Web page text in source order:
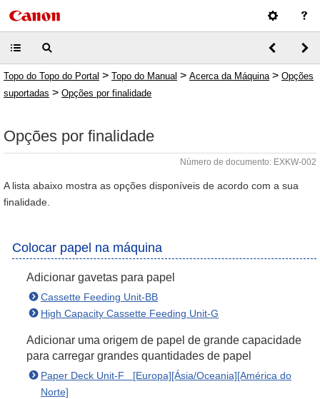
Topo do Topo do Portal > Topo do Manual > Acerca da Máquina > Opções
suportadas > Opções por finalidade
Opções por finalidade
Número de documento: EXKW-002
A lista abaixo mostra as opções disponíveis de acordo com a sua
finalidade.
Colocar papel na máquina
Adicionar gavetas para papel
Cassette Feeding Unit-BB
High Capacity Cassette Feeding Unit-G
Adicionar uma origem de papel de grande capacidade
para carregar grandes quantidades de papel
Paper Deck Unit-F [Europa][Ásia/Oceania][América do
Norte]